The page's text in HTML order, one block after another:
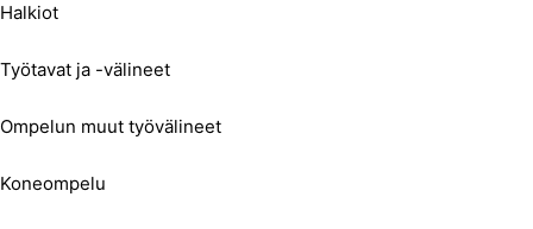
Halkiot
Työtavat ja -välineet
Ompelun muut työvälineet
Koneompelu